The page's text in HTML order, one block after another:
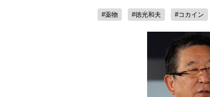
#薬物 #徳光和夫 #コカイン